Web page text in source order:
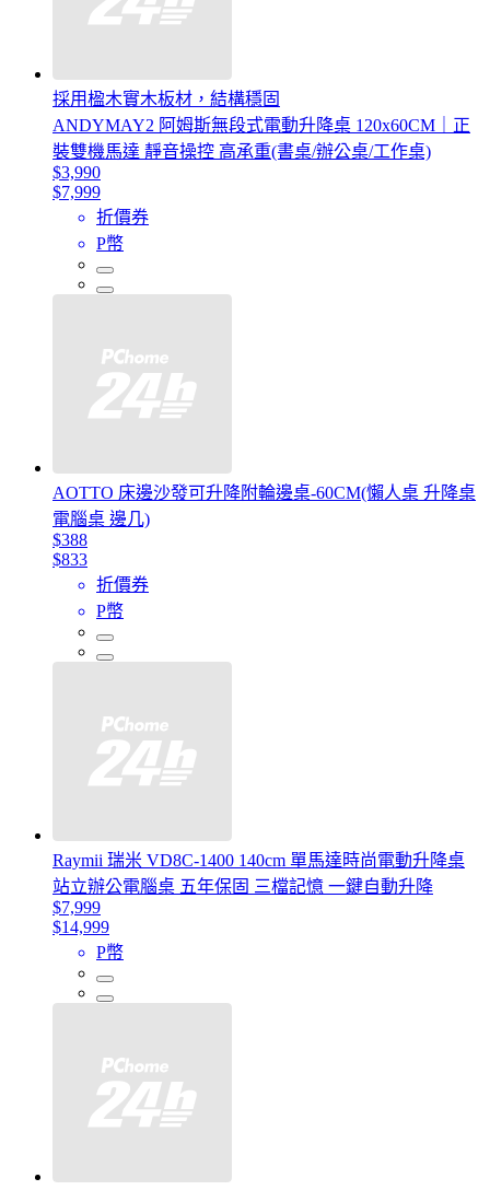
採用楹木實木板材，結構穩固
ANDYMAY2 阿姆斯無段式電動升降桌 120x60CM｜正
裝雙機馬達 靜音操控 高承重(書桌/辦公桌/工作桌)
$3,990
$7,999
折價券
P幣
AOTTO 床邊沙發可升降附輪邊桌-60CM(懶人桌 升降桌
電腦桌 邊几)
$388
$833
折價券
P幣
Raymii 瑞米 VD8C-1400 140cm 單馬達時尚電動升降桌
站立辦公電腦桌 五年保固 三檔記憶 一鍵自動升降
$7,999
$14,999
P幣